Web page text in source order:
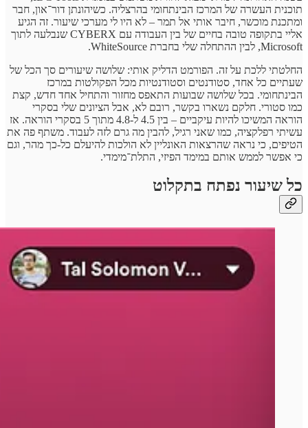
תוכנית העשרה של המרכז הבינתחומי בהרצליה. כשיהונתן דור־און, חבר
ומתכנת מוכשר, חיבר אותי אל תמר – לא היו לי מערכי שיעור. זה הגיע
אליי בתקופה טובה בחיים של בין העבודה עם CYBERX שנבלעה לתוך
Microsoft, לבין ההתחלה שלי בחברת WhiteSource.
החלטתי ללכת על זה. הפורמט הדליק אותי: שלושה שיעורים סך הכל של
שעתיים כל אחד, סטודנטים וסטודנטיות מכל הפקולטות במרכז
הבינתחומי. בכל שלושה שבועות התאפס מחזור והתחיל אחד חדש, קצת
כמו סטורי. חלקם נשארו בקשר, רובם לא, אבל הציונים שלי בסקרי
הוראה המשיכו להיות עיקביים – בין 4.5 ל-4.8 מתוך 5 בסקרי הוראה. אז
עשיתי רפלקציה, כמו שאני רגיל, להבין מה גרם לזה לעבוד. משתף פה את
הטיפים, כי נראה שהרצאות האונליין לא הולכות להיעלם כל-כך מהר, וגם
כי אפשר לממש אותם במימד הפיזי, התלת־מימדי.
כל שיעור נפתח בתקלוט